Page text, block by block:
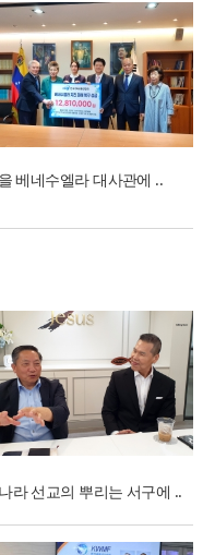
베네수엘라 대사관에 ..
라 선교의 뿌리는 서구에 ..